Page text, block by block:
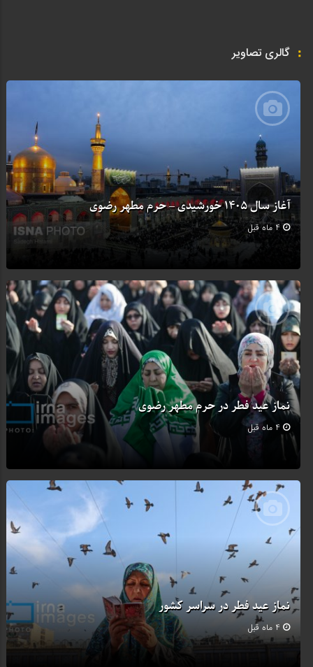
گالری تصاویر
آغاز سال ۱۴۰۵ خورشیدی – حرم مطهر رضوی
4 ماه قبل
نماز عید فطر در حرم مطهر رضوی
4 ماه قبل
نماز عید فطر در سراسر کشور
4 ماه قبل